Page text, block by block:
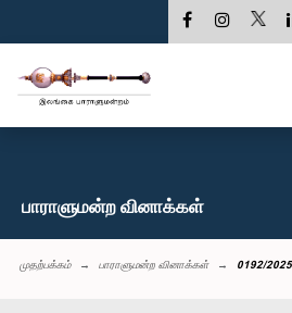
பாராளுமன்ற வினாக்கள்
முதற்பக்கம் பாராளுமன்ற வினாக்கள் 0192/